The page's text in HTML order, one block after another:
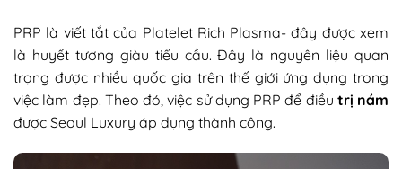
PRP là viết tắt của Platelet Rich Plasma- đây được xem
là huyết tương giàu tiểu cầu. Đây là nguyên liệu quan
trọng được nhiều quốc gia trên thế giới ứng dụng trong
việc làm đẹp. Theo đó, việc sử dụng PRP để điều trị nám
được Seoul Luxury áp dụng thành công.